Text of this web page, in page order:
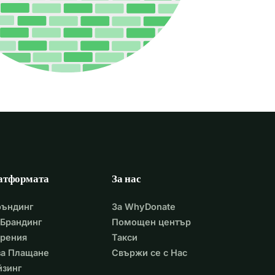
Плащане
За нас
За WhyDonate
Помощен център
Такси
Свържи се с Нас